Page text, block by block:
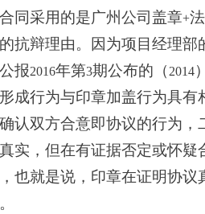
同采用的是广州公司盖章+
抗辩理由。因为项目经理
报2016年第3期公布的（ 2014
成行为与印章加盖行为具
认双方合意即协议的行为
实，但在有证据否定或怀
也就是说，印章在证明协